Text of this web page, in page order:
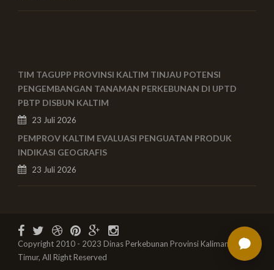
TIM TAGUPP PROVINSI KALTIM TINJAU POTENSI
PENGEMBANGAN TANAMAN PERKEBUNAN DI UPTD
PBTP DISBUN KALTIM
23 Juli 2026
PEMPROV KALTIM EVALUASI PENGUATAN PRODUK
INDIKASI GEOGRAFIS
23 Juli 2026
Copyright 2010 - 2023 Dinas Perkebunan Provinsi Kalimantan
Timur, All Right Reserved